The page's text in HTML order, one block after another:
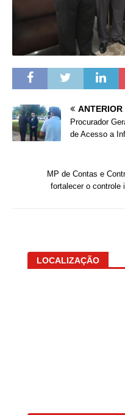
ANTERIOR
Procurador
de Acesso a
MP de Contas e
fortalecer o controle
LOCALIZAÇÃO